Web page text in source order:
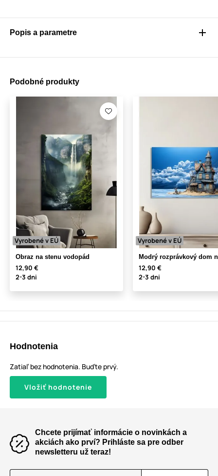
Popis a parametre
Podobné produkty
Vyrobené v EÚ
Obraz na stenu vodopád
12,90 €
2-3 dni
Vyrobené v EÚ
Modrý rozprávkový dom
12,90 €
2-3 dni
Hodnotenia
Zatiaľ bez hodnotenia. Buďte prvý.
Vložiť hodnotenie
Chcete prijímať informácie o novinkách a
akciách ako prví? Prihláste sa pre odber
newsletteru už teraz!